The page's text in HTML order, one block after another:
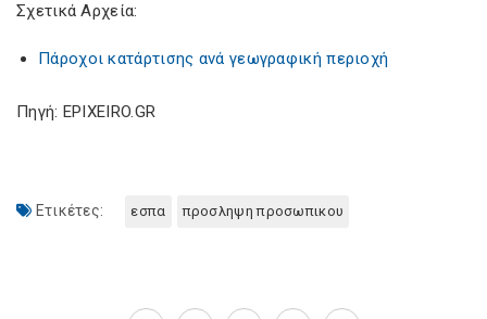
Σχετικά Αρχεία:
Πάροχοι κατάρτισης ανά γεωγραφική περιοχή
Πηγή: EPIXEIRO.GR
Ετικέτες: εσπα προσληψη προσωπικου